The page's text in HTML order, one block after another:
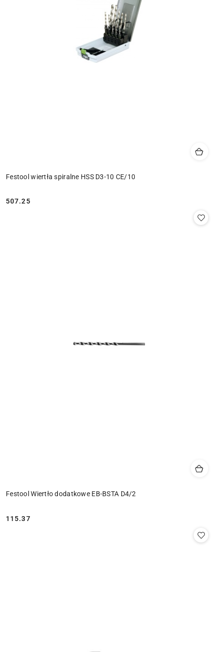
Festool wiertła spiralne HSS D3-10 CE/10
Cena:
507.25
Festool Wiertło dodatkowe EB-BSTA D4/2
Cena:
115.37